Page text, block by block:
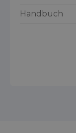
Handbuch